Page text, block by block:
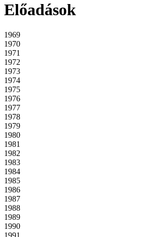
Előadások
1969
1970
1971
1972
1973
1974
1975
1976
1977
1978
1979
1980
1981
1982
1983
1984
1985
1986
1987
1988
1989
1990
1991